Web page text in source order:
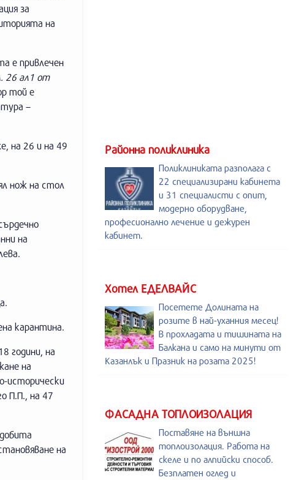
за
на
е привлечен
26 ал1 от
той е
–
на 26 и на 49
нож на стол
на
карантина.
години, на
на
исторически
П.П., на 47
на
Районна поликлиника
Поликлиниката разполага с
22 специализирани кабинета
и 31 специалисти с опит,
модерно оборудване,
професионално лечение и дежурен
кабинет.
Хотел ЕДЕЛВАЙС
Посетете Долината на
розите в най-уханния месец!
В прохладата и тишината на
Балкана и само на минути от
Казанлък и Празник на розата 2025!
ФАСАДНА ТОПЛОИЗОЛАЦИЯ
Поставяне на външна
топлоизолация. Работа на
скеле и по алпийски способ.
Безплатен оглед и